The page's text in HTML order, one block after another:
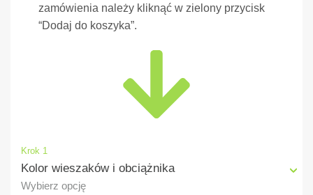
zamówienia należy kliknąć w zielony przycisk
“Dodaj do koszyka”.
Krok 1
Kolor wieszaków i obciążnika
Wybierz opcję